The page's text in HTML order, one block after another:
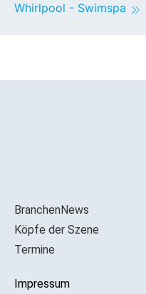
Whirlpool - Swimspa
BranchenNews
Köpfe der Szene
Termine
Impressum